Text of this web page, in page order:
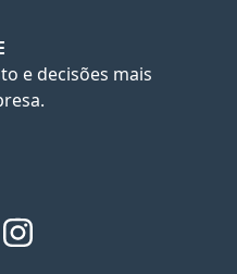
e decisões mais
Instagram